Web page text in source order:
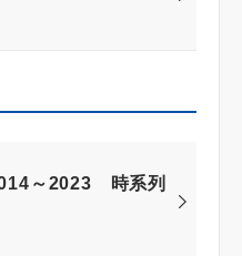
～2023 時系列